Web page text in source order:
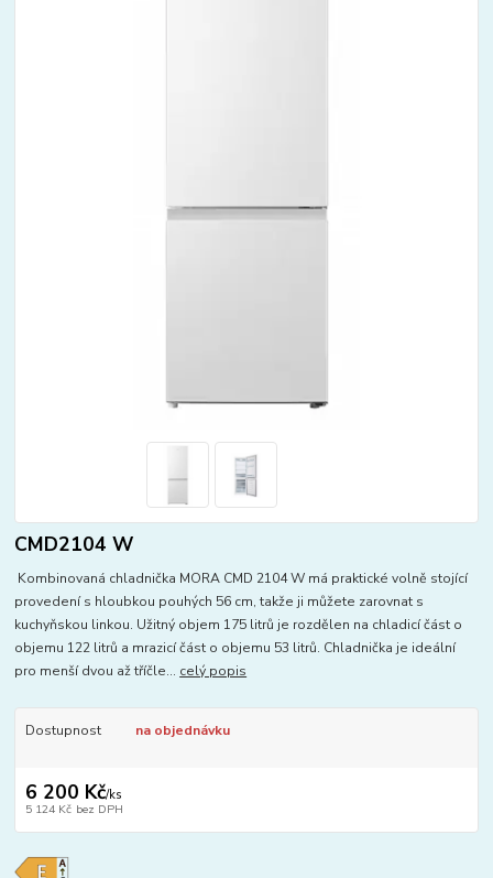
CMD2104 W
Kombinovaná chladnička MORA CMD 2104 W má praktické volně stojící
provedení s hloubkou pouhých 56 cm, takže ji můžete zarovnat s
kuchyňskou linkou. Užitný objem 175 litrů je rozdělen na chladicí část o
objemu 122 litrů a mrazicí část o objemu 53 litrů. Chladnička je ideální
pro menší dvou až tříčle... celý popis
Dostupnost na objednávku
6 200 Kč/ks
5 124 Kč bez DPH